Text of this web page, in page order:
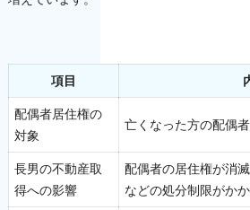
項目
配偶者居住権の
対象
亡くなった方の配偶者
長男の不動産取
得への影響
配偶者の居住権が消
などの処分制限がか